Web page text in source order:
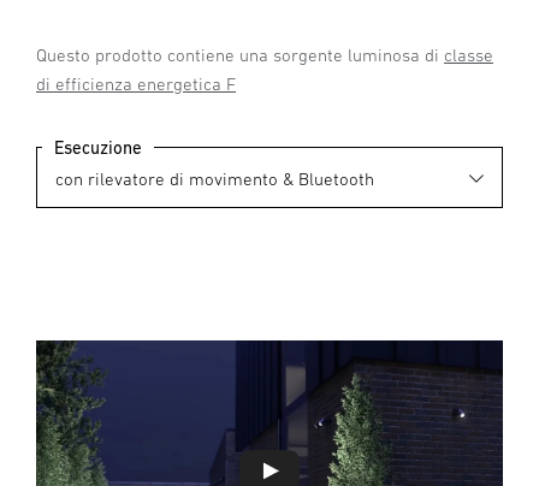
Questo prodotto contiene una sorgente luminosa di classe
di efficienza energetica F
Esecuzione